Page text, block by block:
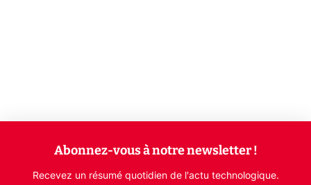
Abonnez-vous à notre newsletter !
Recevez un résumé quotidien de l'actu technologique.